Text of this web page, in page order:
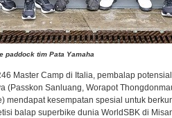
paddock tim Pata Yamaha
Master Camp di Italia, pembalap
(Passkon Sanluang, Worapot
mendapat kesempatan spesial untuk
balap superbike dunia WorldSBK di